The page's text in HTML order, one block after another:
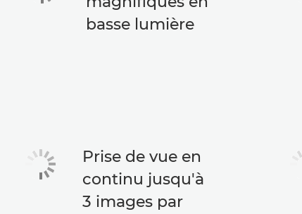
basse lumière
Prise de vue en
continu jusqu'à
3 images par